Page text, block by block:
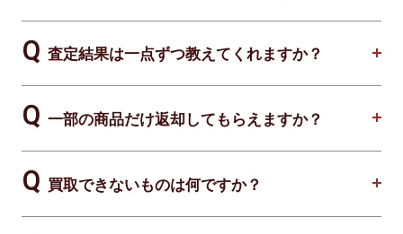
査定結果は一点ずつ教えてくれますか？
一部の商品だけ返却してもらえますか？
買取できないものは何ですか？